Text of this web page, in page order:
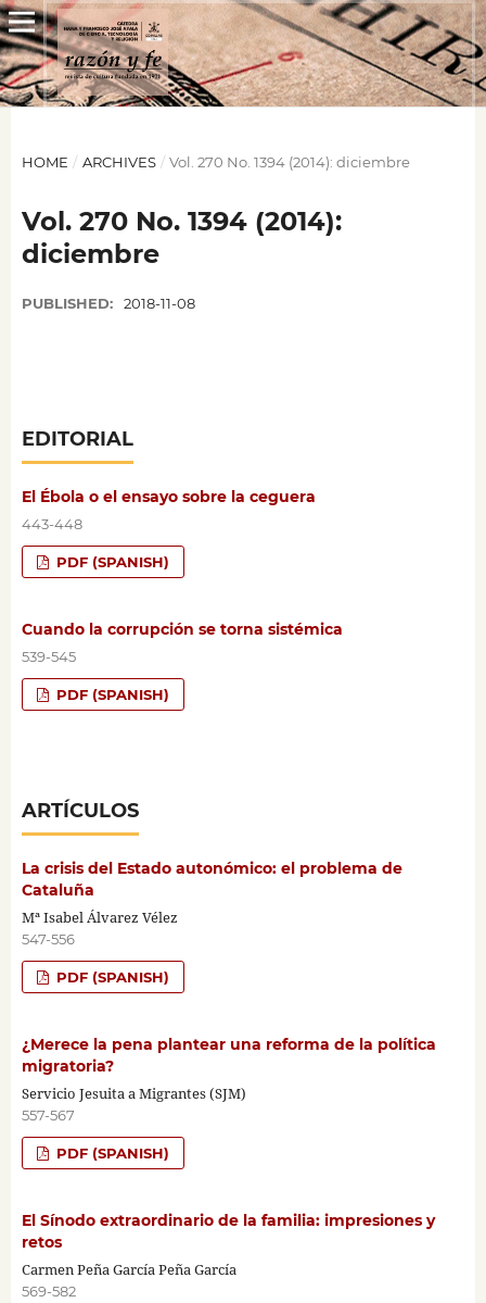
HOME / ARCHIVES / Vol. 270 No. 1394 (2014): diciembre
Vol. 270 No. 1394 (2014):
diciembre
PUBLISHED: 2018-11-08
EDITORIAL
El Ébola o el ensayo sobre la ceguera
443-448
PDF (SPANISH)
Cuando la corrupción se torna sistémica
539-545
PDF (SPANISH)
ARTÍCULOS
La crisis del Estado autonómico: el problema de
Cataluña
Mª Isabel Álvarez Vélez
547-556
PDF (SPANISH)
¿Merece la pena plantear una reforma de la política
migratoria?
Servicio Jesuita a Migrantes (SJM)
557-567
PDF (SPANISH)
El Sínodo extraordinario de la familia: impresiones y
retos
Carmen Peña García Peña García
569-582